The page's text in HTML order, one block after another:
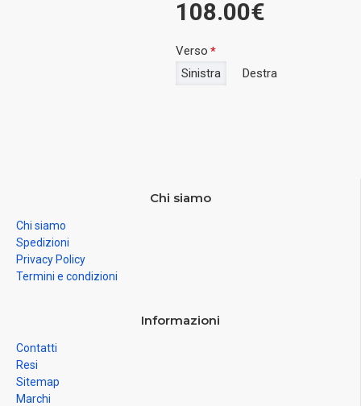
108.00€
Verso
Sinistra
Destra
Chi siamo
Chi siamo
Spedizioni
Privacy Policy
Termini e condizioni
Informazioni
Contatti
Resi
Sitemap
Marchi